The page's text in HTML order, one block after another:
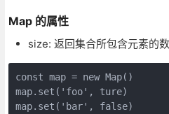
Map 的属性
size: 返回集合所包含元素的
const map = new Map()
map.set('foo', ture)
map.set('bar', false)